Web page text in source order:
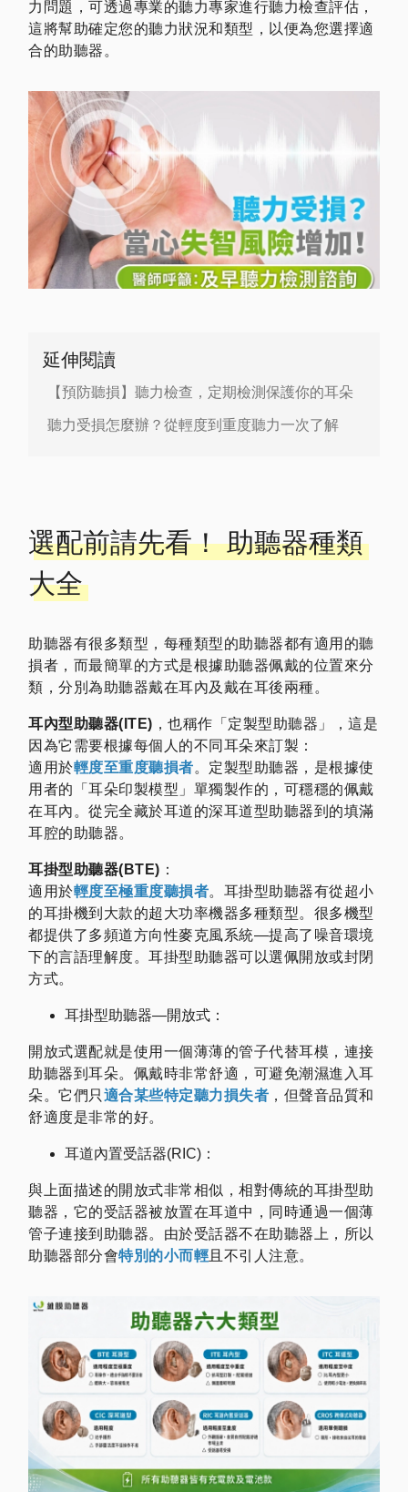
力問題，可透過專業的聽力專家進行聽力檢查評估，
這將幫助確定您的聽力狀況和類型，以便為您選擇適
合的助聽器。
延伸閱讀
【預防聽損】聽力檢查，定期檢測保護你的耳朵
聽力受損怎麼辦？從輕度到重度聽力一次了解
選配前請先看！ 助聽器種類
大全
助聽器有很多類型，每種類型的助聽器都有適用的聽
損者，而最簡單的方式是根據助聽器佩戴的位置來分
類，分別為助聽器戴在耳內及戴在耳後兩種。
耳內型助聽器(ITE) ，也稱作「定製型助聽器」，這是
因為它需要根據每個人的不同耳朵來訂製：
適用於輕度至重度聽損者。定製型助聽器，是根據使
用者的「耳朵印製模型」單獨製作的，可穩穩的佩戴
在耳內。從完全藏於耳道的深耳道型助聽器到的填滿
耳腔的助聽器。
耳掛型助聽器(BTE) ：
適用於輕度至極重度聽損者。耳掛型助聽器有從超小
的耳掛機到大款的超大功率機器多種類型。很多機型
都提供了多頻道方向性麥克風系統—提高了噪音環境
下的言語理解度。耳掛型助聽器可以選佩開放或封閉
方式。
耳掛型助聽器—開放式：
開放式選配就是使用一個薄薄的管子代替耳模，連接
助聽器到耳朵。佩戴時非常舒適，可避免潮濕進入耳
朵。它們只 適合某些特定聽力損失者 ，但聲音品質和
舒適度是非常的好。
耳道內置受話器(RIC)：
與上面描述的開放式非常相似，相對傳統的耳掛型助
聽器，它的受話器被放置在耳道中，同時通過一個薄
管子連接到助聽器。由於受話器不在助聽器上，所以
助聽器部分會特別的小而輕 且不引人注意。